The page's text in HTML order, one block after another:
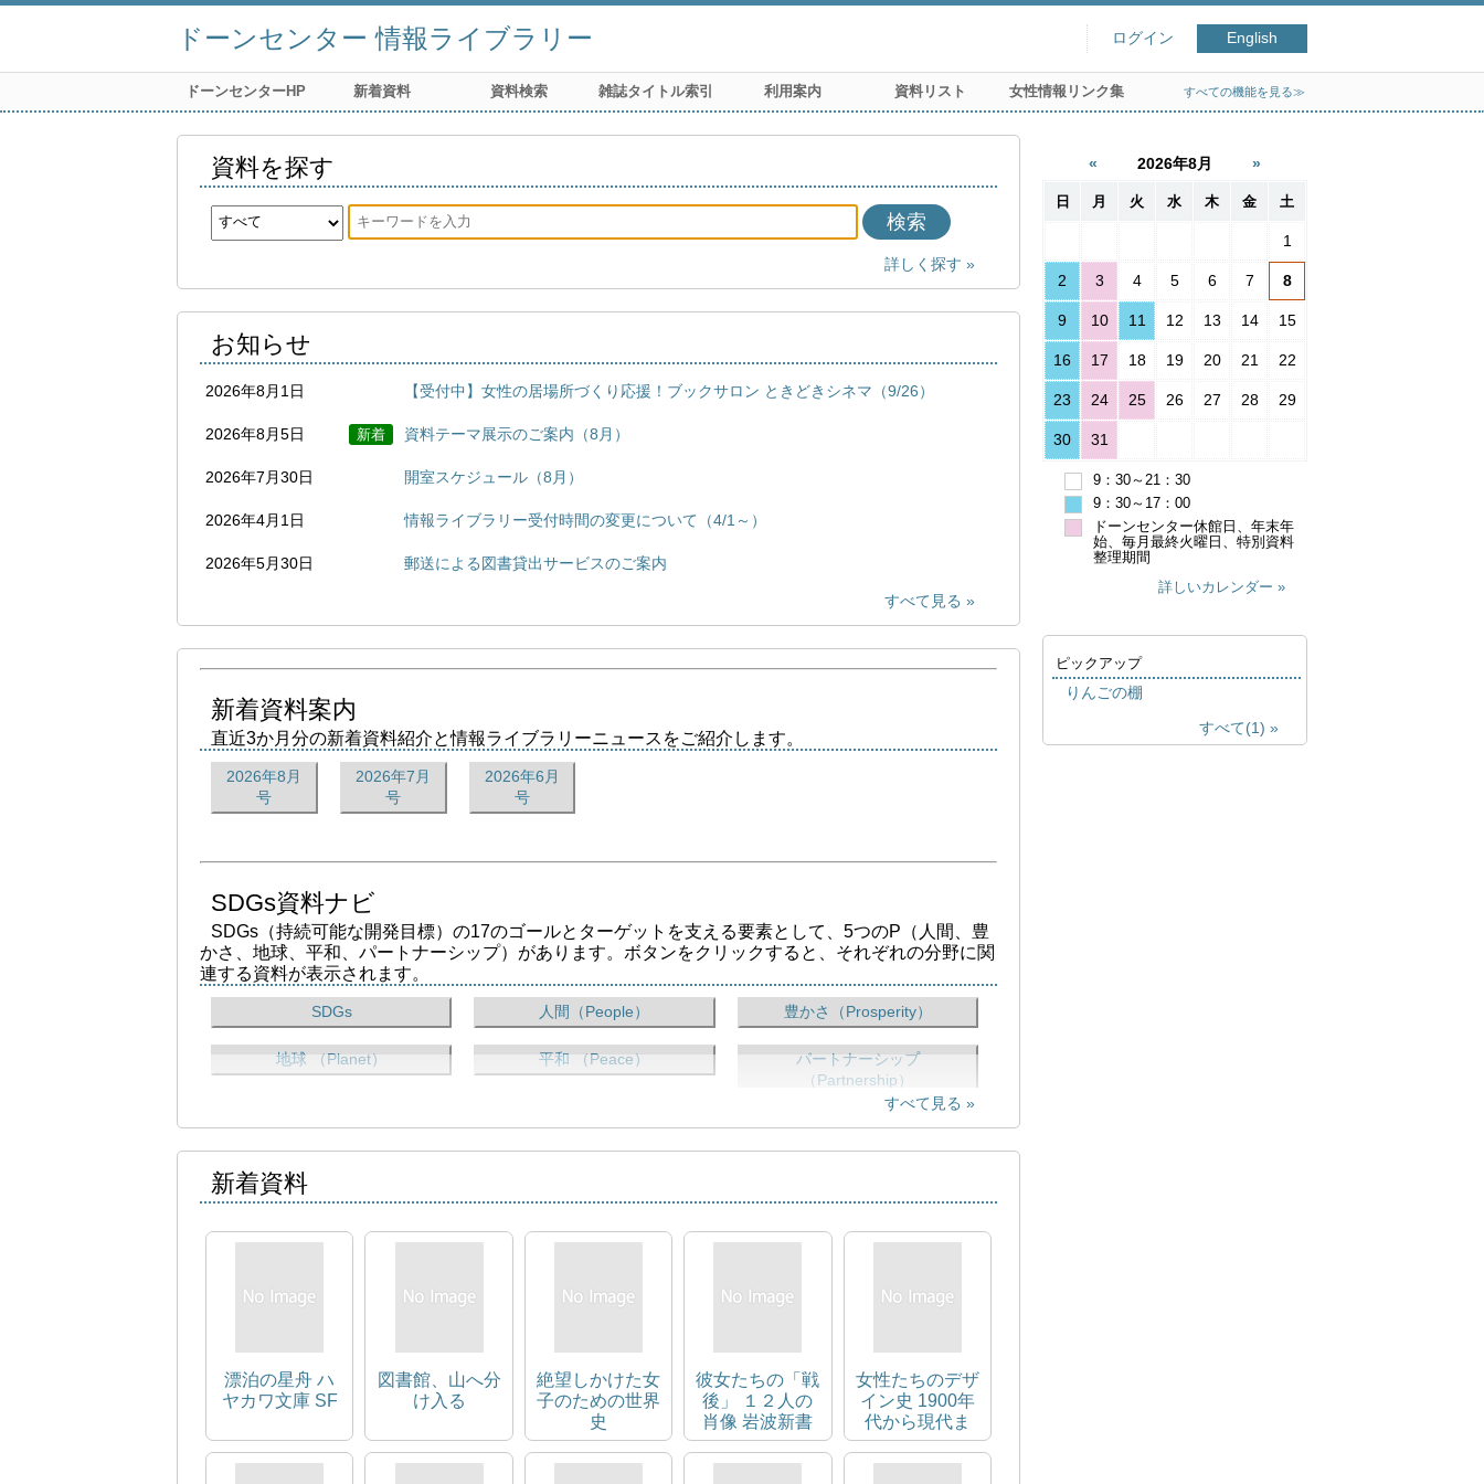
ドーンセンター 情報ライブラリー ログイン English
ドーンセンターHP 新着資料 資料検索 雑誌タイトル索引 利用案内 資料リスト 女性情報リンク集 すべての機能を見る≫
資料を探す
検索
詳しく探す
お知らせ
2026年8月1日 【受付中】女性の居場所づくり応援！ブックサロン ときどきシネマ（9/26）
2026年8月5日 新着 資料テーマ展示のご案内（8月）
2026年7月30日 開室スケジュール（8月）
2026年4月1日 情報ライブラリー受付時間の変更について（4/1～）
2026年5月30日 郵送による図書貸出サービスのご案内
すべて見る
新着資料案内
直近3か月分の新着資料紹介と情報ライブラリーニュースをご紹介します。
2026年8月
号
2026年7月
号
2026年6月
号
SDGs資料ナビ
SDGs（持続可能な開発目標）の17のゴールとターゲットを支える要素として、5つのP（人間、豊
かさ、地球、平和、パートナーシップ）があります。ボタンをクリックすると、それぞれの分野に関
連する資料が表示されます。
SDGs 人間（People） 豊かさ（Prosperity）
地球 （Planet） 平和 （Peace）
パートナーシップ
（Partnership）
すべて見る
新着資料
漂泊の星舟 ハ
ヤカワ文庫 SF
図書館、山へ分
け入る
絶望しかけた女
子のための世界
史
彼女たちの「戦
後」 １２人の
肖像 岩波新書
2103
女性たちのデザ
イン史 1900年
代から現代ま
で、建築、手工
芸、グラフィッ
2026年8月
日 月 火 水 木 金 土
1
2 3 4 5 6 7 8
9 10 11 12 13 14 15
16 17 18 19 20 21 22
23 24 25 26 27 28 29
30 31
9：30～21：30
9：30～17：00
ドーンセンター休館日、年末年
始、毎月最終火曜日、特別資料
整理期間
詳しいカレンダー
ピックアップ
りんごの棚
すべて(1)